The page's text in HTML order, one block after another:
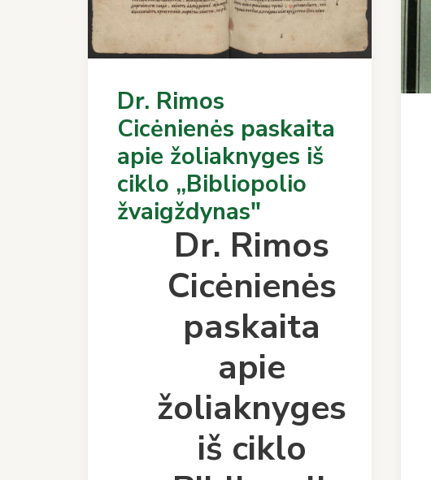
Dr. Rimos
Cicėnienės paskaita
apie žoliaknyges iš
ciklo „Bibliopolio
žvaigždynas"
Dr. Rimos
Cicėnienės
paskaita
apie
žoliaknyges
iš ciklo